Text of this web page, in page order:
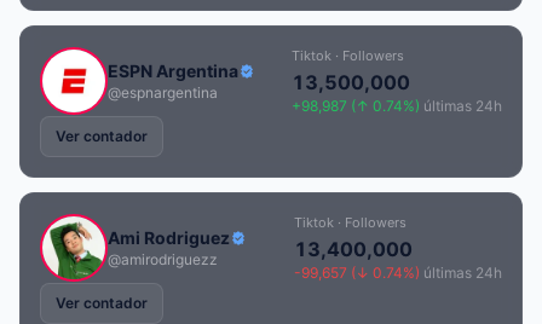
ESPN Argentina
@espnargentina
Tiktok · Followers
13,500,000
+98,987 (↑ 0.74%) últimas 24h
Ver contador
Ami Rodriguez
@amirodriguezz
Tiktok · Followers
13,400,000
-99,657 (↓ 0.74%) últimas 24h
Ver contador